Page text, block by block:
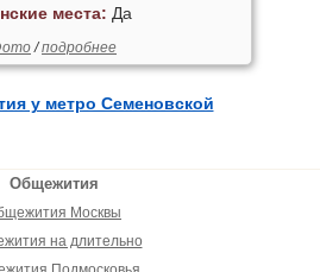
места: Да
/подробнее
у метро Семеновской
Общежития
Москвы
на длительно